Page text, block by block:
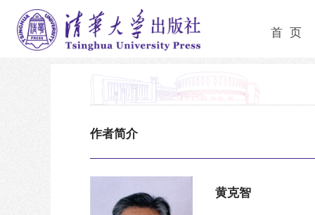
首 页
作者简介
黄克智